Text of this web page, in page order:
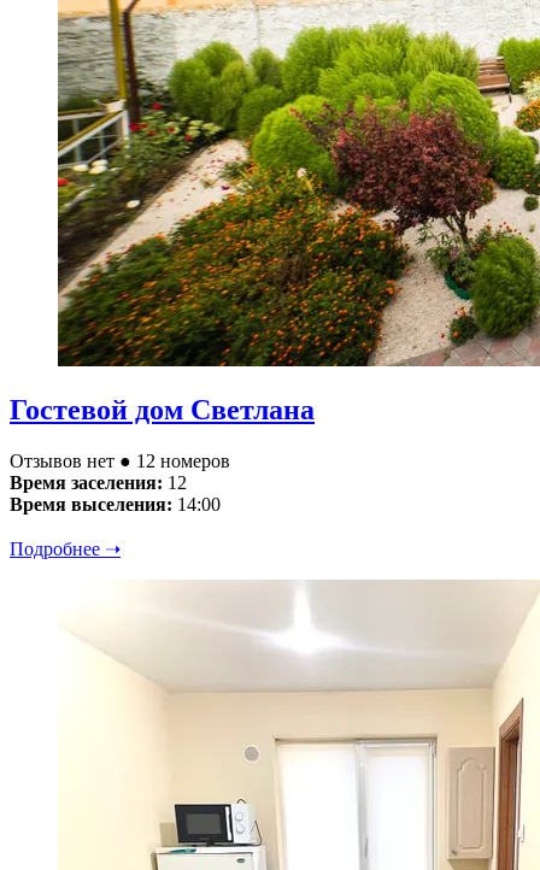
Гостевой дом Светлана
Отзывов нет ● 12 номеров
Время заселения: 12
Время выселения: 14:00
Подробнее ➝